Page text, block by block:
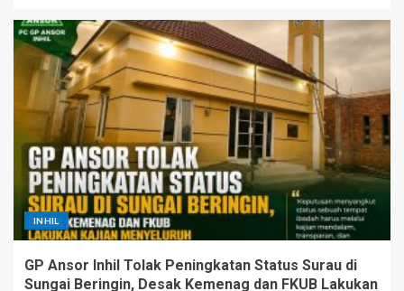
INHIL
GP Ansor Inhil Tolak Peningkatan Status Surau di
Sungai Beringin, Desak Kemenag dan FKUB Lakukan